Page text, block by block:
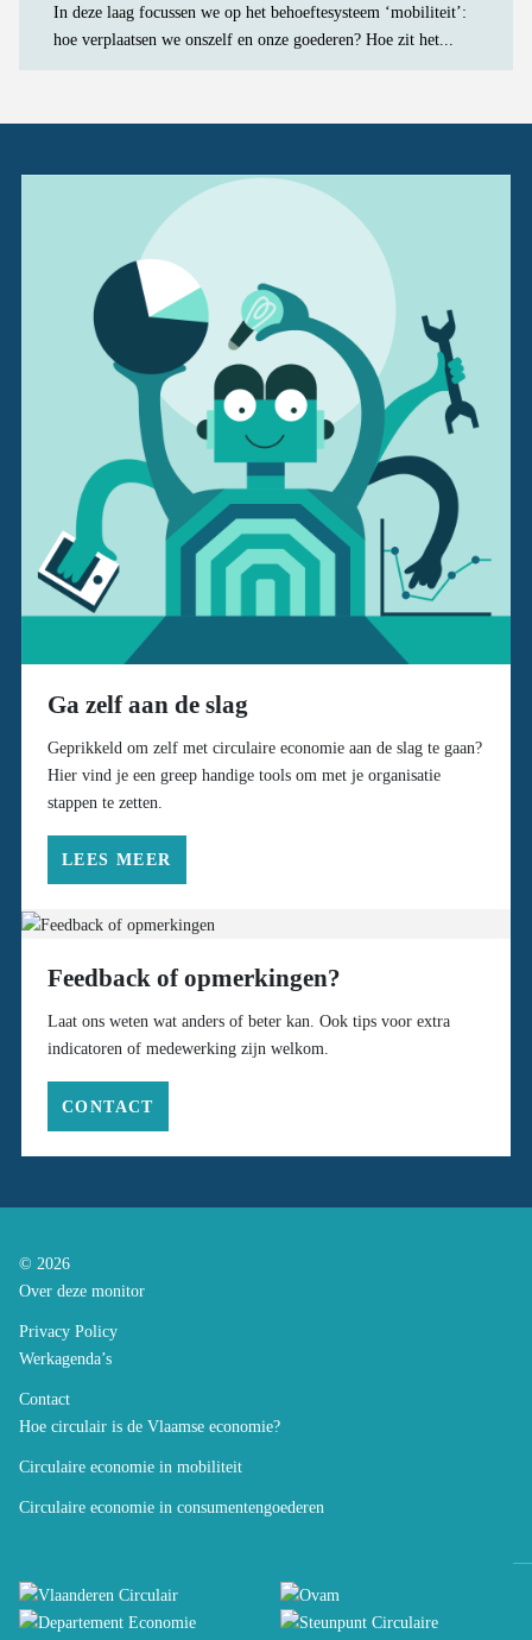
In deze laag focussen we op het behoeftesysteem ‘mobiliteit’:
hoe verplaatsen we onszelf en onze goederen? Hoe zit het...
Ga zelf aan de slag
Geprikkeld om zelf met circulaire economie aan de slag te gaan?
Hier vind je een greep handige tools om met je organisatie
stappen te zetten.
LEES MEER
Feedback of opmerkingen?
Laat ons weten wat anders of beter kan. Ook tips voor extra
indicatoren of medewerking zijn welkom.
CONTACT
© 2026
Over deze monitor
Privacy Policy
Werkagenda’s
Contact
Hoe circulair is de Vlaamse economie?
Circulaire economie in mobiliteit
Circulaire economie in consumentengoederen